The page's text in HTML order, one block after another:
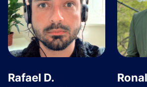
Rafael D.